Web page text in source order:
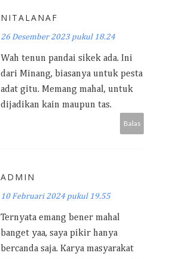
NITALANAF
26 Desember 2023 pukul 18.24
Wah tenun pandai sikek ada. Ini
dari Minang, biasanya untuk pesta
adat gitu. Memang mahal, untuk
dijadikan kain maupun tas.
Balas
ADMIN
10 Februari 2024 pukul 19.55
Ternyata emang bener mahal
banget yaa, saya pikir hanya
bercanda saja. Karya masyarakat